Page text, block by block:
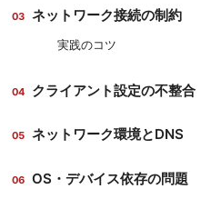
ネットワーク接続の制約
実践のコツ
クライアント設定の不整合
ネットワーク環境とDNS
OS・デバイス依存の問題